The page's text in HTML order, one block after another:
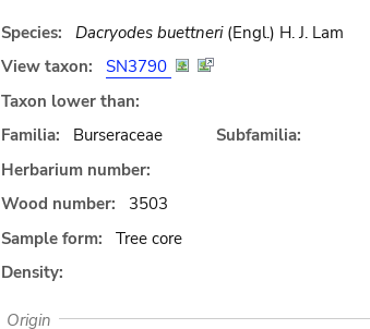
Species: Dacryodes buettneri(Engl.) H. J. Lam
View taxon:
SN3790
Taxon lower than:
Familia:
Burseraceae
Subfamilia:
Herbarium number:
Wood number:
3503
Sample form:
Tree core
Density:
Origin